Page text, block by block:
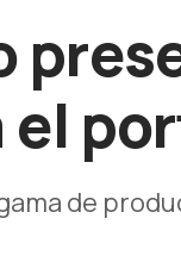
el
de